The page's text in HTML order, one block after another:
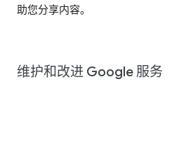
助您分享内容。
维护和改进 Google 服务